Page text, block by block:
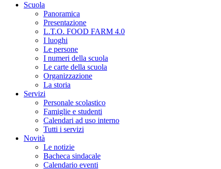
Scuola
Panoramica
Presentazione
L.T.O. FOOD FARM 4.0
I luoghi
Le persone
I numeri della scuola
Le carte della scuola
Organizzazione
La storia
Servizi
Personale scolastico
Famiglie e studenti
Calendari ad uso interno
Tutti i servizi
Novità
Le notizie
Bacheca sindacale
Calendario eventi